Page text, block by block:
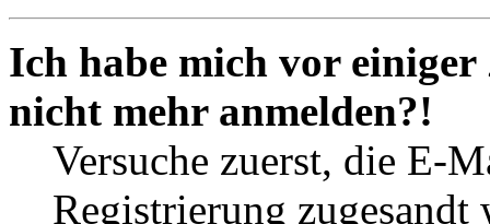
Ich habe mich vor
nicht mehr anmelden?!
Versuche zuerst, die E-
Registrierung